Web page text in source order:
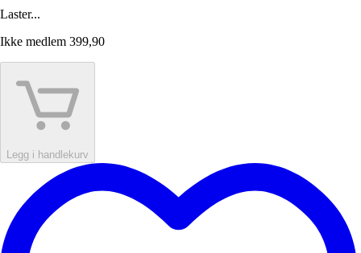
Laster...
Ikke medlem 399,90
Legg i handlekurv